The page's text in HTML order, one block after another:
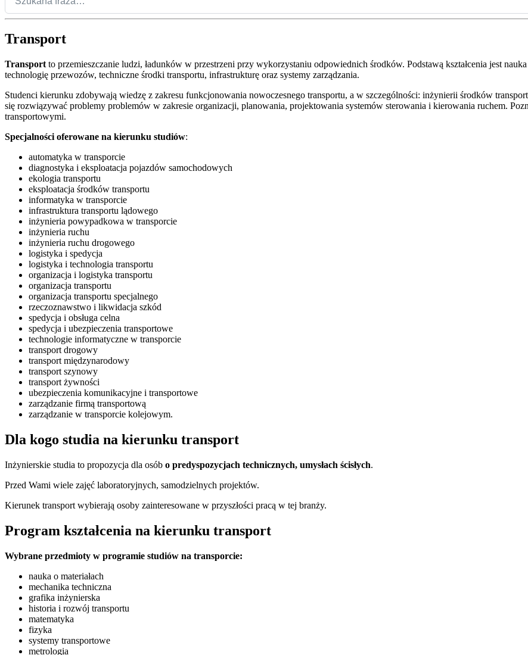
Transport
Transport to przemieszczanie ludzi, ładunków w przestrzeni przy wykorzystaniu odpowiednich środków. Podstawą kształcenia jest
technologię przewozów, techniczne środki transportu, infrastrukturę oraz systemy zarządzania.
Studenci kierunku zdobywają wiedzę z zakresu funkcjonowania nowoczesnego transportu, a w szczególności: inżynierii środków
się rozwiązywać problemy problemów w zakresie organizacji, planowania, projektowania systemów sterowania i kierowania ruchem.
transportowymi.
Specjalności oferowane na kierunku studiów:
automatyka w transporcie
diagnostyka i eksploatacja pojazdów samochodowych
ekologia transportu
eksploatacja środków transportu
informatyka w transporcie
infrastruktura transportu lądowego
inżynieria powypadkowa w transporcie
inżynieria ruchu
inżynieria ruchu drogowego
logistyka i spedycja
logistyka i technologia transportu
organizacja i logistyka transportu
organizacja transportu
organizacja transportu specjalnego
rzeczoznawstwo i likwidacja szkód
spedycja i obsługa celna
spedycja i ubezpieczenia transportowe
technologie informatyczne w transporcie
transport drogowy
transport międzynarodowy
transport szynowy
transport żywności
ubezpieczenia komunikacyjne i transportowe
zarządzanie firmą transportową
zarządzanie w transporcie kolejowym.
Dla kogo studia na kierunku transport
Inżynierskie studia to propozycja dla osób o predyspozycjach technicznych, umysłach ścisłych.
Przed Wami wiele zajęć laboratoryjnych, samodzielnych projektów.
Kierunek transport wybierają osoby zainteresowane w przyszłości pracą w tej branży.
Program kształcenia na kierunku transport
Wybrane przedmioty w programie studiów na transporcie:
nauka o materiałach
mechanika techniczna
grafika inżynierska
historia i rozwój transportu
matematyka
fizyka
systemy transportowe
metrologia